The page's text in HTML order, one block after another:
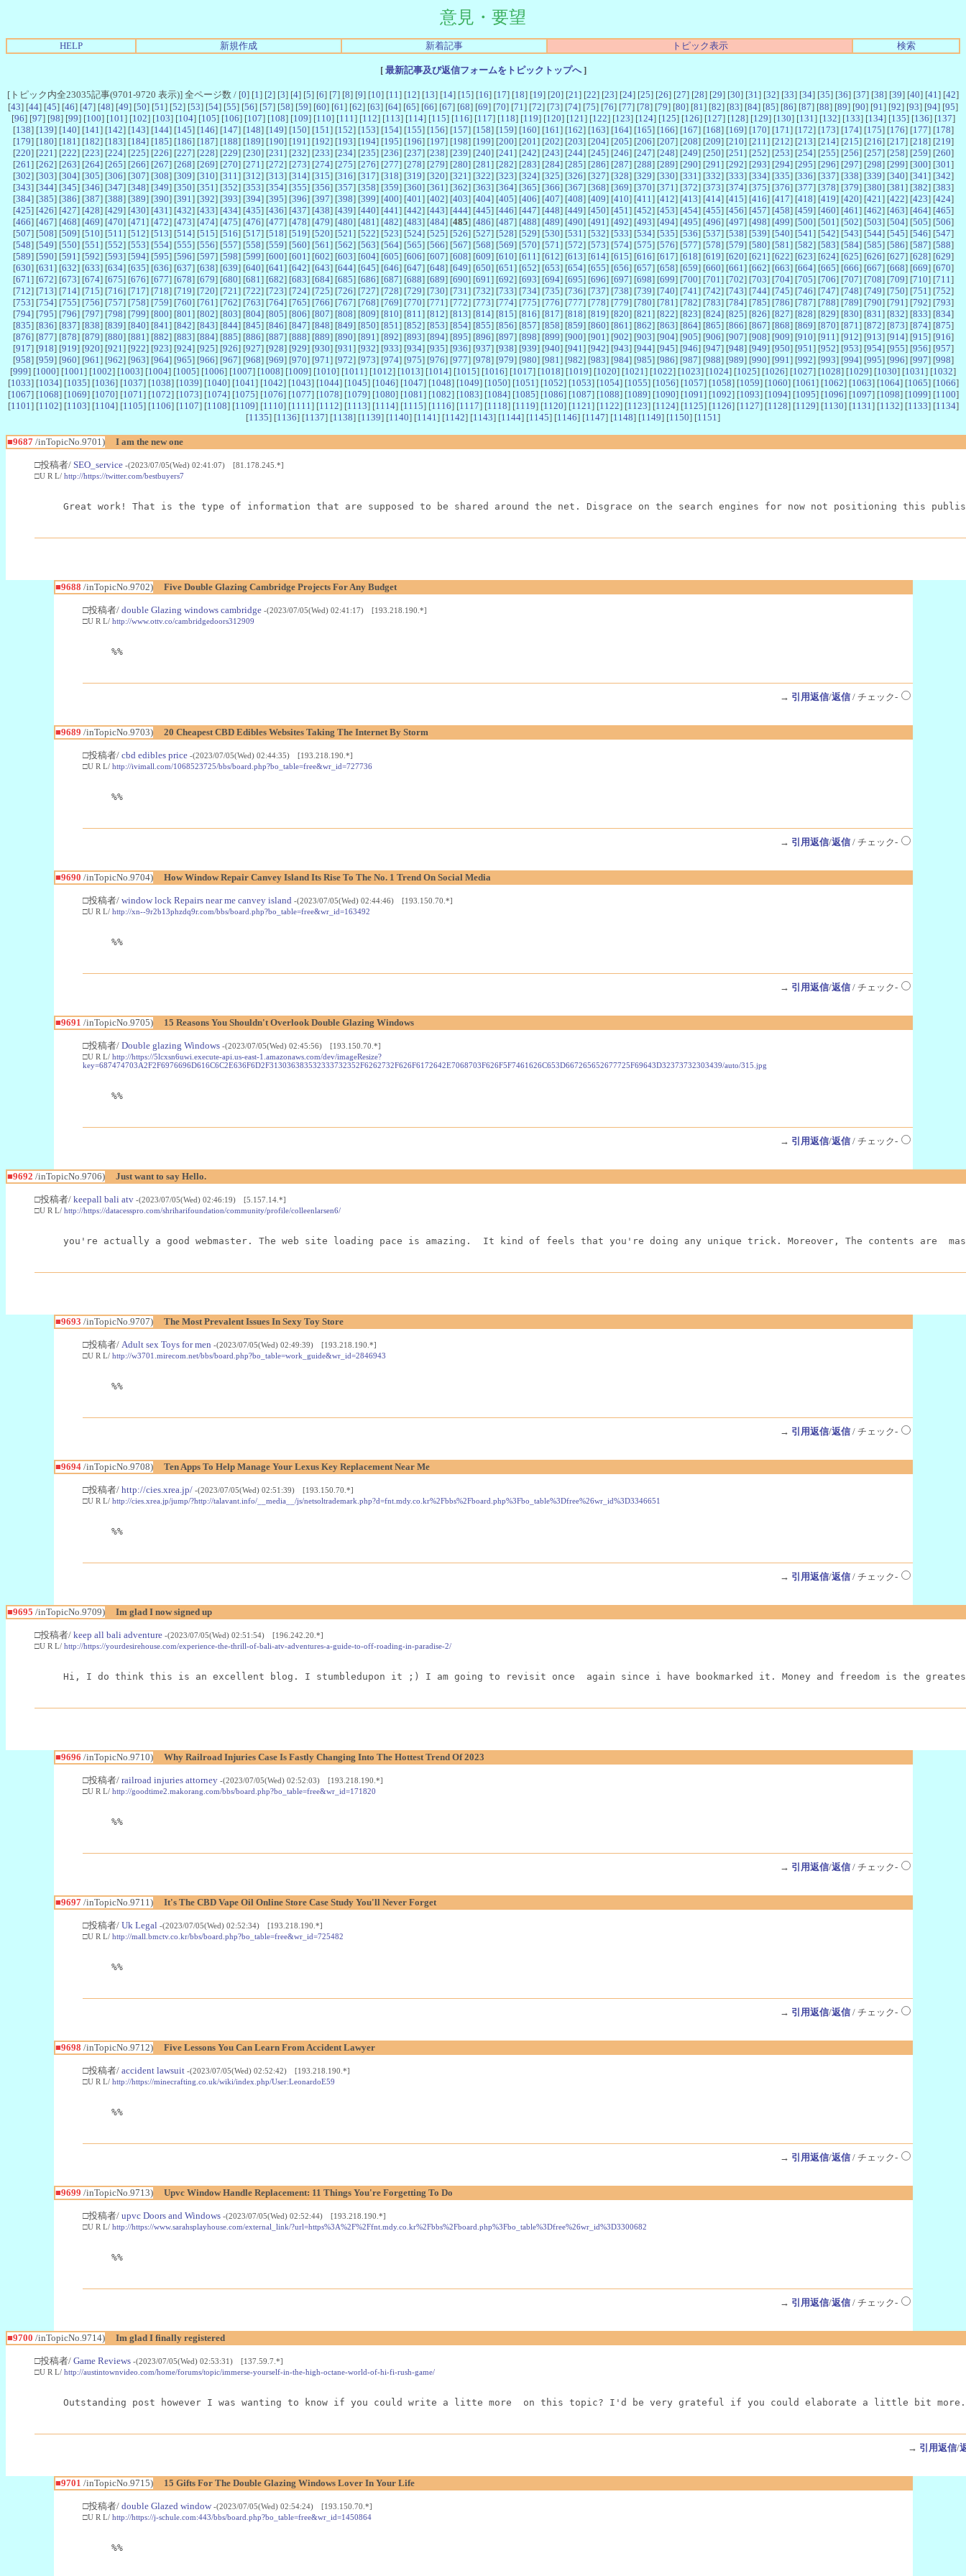
意見・要望
HELP 新規作成 新着記事 トピック表示 検索
[最新記事及び返信フォームをトピックトップへ]
[トピック内全23035記事(9701-9720 表示)] 全ページ数 / [0] [1 ] [2] [3] [4] [5] [6] [7] [8] [9] [10] [11 ] [12] [13] [14] [15] [16] [17] [18] [19] [20] [21 ] [22] [23] [24] [25] [26] [27] [28] [29] [30] [31 ] [32] [33] [34] [35] [36] [37] [38] [39] [40] [41 ] [42]
[43] [44] [45] [46] [47] [48] [49] [50] [51 ] [52] [53] [54] [55] [56] [57] [58] [59] [60] [61 ] [62] [63] [64] [65] [66] [67] [68] [69] [70] [71 ] [72] [73] [74] [75] [76] [77] [78] [79] [80] [81 ] [82] [83] [84] [85] [86] [87] [88] [89] [90] [91 ] [92] [93] [94] [95]
[96] [97] [98] [99] [100] [101 ] [102] [103] [104] [105] [106] [107] [108] [109] [110] [111 ] [112] [113] [114] [115] [116] [117] [118] [119] [120] [121 ] [122] [123] [124] [125] [126] [127] [128] [129] [130] [131 ] [132] [133] [134] [135] [136] [137]
[138] [139] [140] [141 ] [142] [143] [144] [145] [146] [147] [148] [149] [150] [151 ] [152] [153] [154] [155] [156] [157] [158] [159] [160] [161 ] [162] [163] [164] [165] [166] [167] [168] [169] [170] [171 ] [172] [173] [174] [175] [176] [177] [178]
[179] [180] [181 ] [182] [183] [184] [185] [186] [187] [188] [189] [190] [191 ] [192] [193] [194] [195] [196] [197] [198] [199] [200] [201 ] [202] [203] [204] [205] [206] [207] [208] [209] [210] [211 ] [212] [213] [214] [215] [216] [217] [218] [219]
[220] [221 ] [222] [223] [224] [225] [226] [227] [228] [229] [230] [231 ] [232] [233] [234] [235] [236] [237] [238] [239] [240] [241 ] [242] [243] [244] [245] [246] [247] [248] [249] [250] [251 ] [252] [253] [254] [255] [256] [257] [258] [259] [260]
[261 ] [262] [263] [264] [265] [266] [267] [268] [269] [270] [271 ] [272] [273] [274] [275] [276] [277] [278] [279] [280] [281 ] [282] [283] [284] [285] [286] [287] [288] [289] [290] [291 ] [292] [293] [294] [295] [296] [297] [298] [299] [300] [301 ]
[302] [303] [304] [305] [306] [307] [308] [309] [310] [311 ] [312] [313] [314] [315] [316] [317] [318] [319] [320] [321 ] [322] [323] [324] [325] [326] [327] [328] [329] [330] [331 ] [332] [333] [334] [335] [336] [337] [338] [339] [340] [341 ] [342]
[343] [344] [345] [346] [347] [348] [349] [350] [351 ] [352] [353] [354] [355] [356] [357] [358] [359] [360] [361 ] [362] [363] [364] [365] [366] [367] [368] [369] [370] [371 ] [372] [373] [374] [375] [376] [377] [378] [379] [380] [381 ] [382] [383]
[384] [385] [386] [387] [388] [389] [390] [391 ] [392] [393] [394] [395] [396] [397] [398] [399] [400] [401 ] [402] [403] [404] [405] [406] [407] [408] [409] [410] [411 ] [412] [413] [414] [415] [416] [417] [418] [419] [420] [421 ] [422] [423] [424]
[425] [426] [427] [428] [429] [430] [431 ] [432] [433] [434] [435] [436] [437] [438] [439] [440] [441 ] [442] [443] [444] [445] [446] [447] [448] [449] [450] [451 ] [452] [453] [454] [455] [456] [457] [458] [459] [460] [461 ] [462] [463] [464] [465]
[466] [467] [468] [469] [470] [471 ] [472] [473] [474] [475] [476] [477] [478] [479] [480] [481 ] [482] [483] [484] [485] [486] [487] [488] [489] [490] [491 ] [492] [493] [494] [495] [496] [497] [498] [499] [500] [501 ] [502] [503] [504] [505] [506]
[507] [508] [509] [510] [511 ] [512] [513] [514] [515] [516] [517] [518] [519] [520] [521 ] [522] [523] [524] [525] [526] [527] [528] [529] [530] [531 ] [532] [533] [534] [535] [536] [537] [538] [539] [540] [541 ] [542] [543] [544] [545] [546] [547]
[548] [549] [550] [551 ] [552] [553] [554] [555] [556] [557] [558] [559] [560] [561 ] [562] [563] [564] [565] [566] [567] [568] [569] [570] [571 ] [572] [573] [574] [575] [576] [577] [578] [579] [580] [581 ] [582] [583] [584] [585] [586] [587] [588]
[589] [590] [591 ] [592] [593] [594] [595] [596] [597] [598] [599] [600] [601 ] [602] [603] [604] [605] [606] [607] [608] [609] [610] [611 ] [612] [613] [614] [615] [616] [617] [618] [619] [620] [621 ] [622] [623] [624] [625] [626] [627] [628] [629]
[630] [631 ] [632] [633] [634] [635] [636] [637] [638] [639] [640] [641 ] [642] [643] [644] [645] [646] [647] [648] [649] [650] [651 ] [652] [653] [654] [655] [656] [657] [658] [659] [660] [661 ] [662] [663] [664] [665] [666] [667] [668] [669] [670]
[671 ] [672] [673] [674] [675] [676] [677] [678] [679] [680] [681 ] [682] [683] [684] [685] [686] [687] [688] [689] [690] [691 ] [692] [693] [694] [695] [696] [697] [698] [699] [700] [701 ] [702] [703] [704] [705] [706] [707] [708] [709] [710] [711 ]
[712] [713] [714] [715] [716] [717] [718] [719] [720] [721 ] [722] [723] [724] [725] [726] [727] [728] [729] [730] [731 ] [732] [733] [734] [735] [736] [737] [738] [739] [740] [741 ] [742] [743] [744] [745] [746] [747] [748] [749] [750] [751 ] [752]
[753] [754] [755] [756] [757] [758] [759] [760] [761 ] [762] [763] [764] [765] [766] [767] [768] [769] [770] [771 ] [772] [773] [774] [775] [776] [777] [778] [779] [780] [781 ] [782] [783] [784] [785] [786] [787] [788] [789] [790] [791 ] [792] [793]
[794] [795] [796] [797] [798] [799] [800] [801 ] [802] [803] [804] [805] [806] [807] [808] [809] [810] [811 ] [812] [813] [814] [815] [816] [817] [818] [819] [820] [821 ] [822] [823] [824] [825] [826] [827] [828] [829] [830] [831 ] [832] [833] [834]
[835] [836] [837] [838] [839] [840] [841 ] [842] [843] [844] [845] [846] [847] [848] [849] [850] [851 ] [852] [853] [854] [855] [856] [857] [858] [859] [860] [861 ] [862] [863] [864] [865] [866] [867] [868] [869] [870] [871 ] [872] [873] [874] [875]
[876] [877] [878] [879] [880] [881 ] [882] [883] [884] [885] [886] [887] [888] [889] [890] [891 ] [892] [893] [894] [895] [896] [897] [898] [899] [900] [901 ] [902] [903] [904] [905] [906] [907] [908] [909] [910] [911 ] [912] [913] [914] [915] [916]
[917] [918] [919] [920] [921 ] [922] [923] [924] [925] [926] [927] [928] [929] [930] [931 ] [932] [933] [934] [935] [936] [937] [938] [939] [940] [941 ] [942] [943] [944] [945] [946] [947] [948] [949] [950] [951 ] [952] [953] [954] [955] [956] [957]
[958] [959] [960] [961 ] [962] [963] [964] [965] [966] [967] [968] [969] [970] [971 ] [972] [973] [974] [975] [976] [977] [978] [979] [980] [981 ] [982] [983] [984] [985] [986] [987] [988] [989] [990] [991 ] [992] [993] [994] [995] [996] [997] [998]
[999] [1000] [1001 ] [1002] [1003] [1004] [1005] [1006] [1007] [1008] [1009] [1010] [1011 ] [1012] [1013] [1014] [1015] [1016] [1017] [1018] [1019] [1020] [1021 ] [1022] [1023] [1024] [1025] [1026] [1027] [1028] [1029] [1030] [1031 ] [1032]
[1033] [1034] [1035] [1036] [1037] [1038] [1039] [1040] [1041 ] [1042] [1043] [1044] [1045] [1046] [1047] [1048] [1049] [1050] [1051 ] [1052] [1053] [1054] [1055] [1056] [1057] [1058] [1059] [1060] [1061 ] [1062] [1063] [1064] [1065] [1066]
[1067] [1068] [1069] [1070] [1071 ] [1072] [1073] [1074] [1075] [1076] [1077] [1078] [1079] [1080] [1081 ] [1082] [1083] [1084] [1085] [1086] [1087] [1088] [1089] [1090] [1091 ] [1092] [1093] [1094] [1095] [1096] [1097] [1098] [1099] [1100]
[1101 ] [1102] [1103] [1104] [1105] [1106] [1107] [1108] [1109] [1110] [1111 ] [1112] [1113] [1114] [1115] [1116] [1117] [1118] [1119] [1120] [1121 ] [1122] [1123] [1124] [1125] [1126] [1127] [1128] [1129] [1130] [1131 ] [1132] [1133] [1134]
[1135] [1136] [1137] [1138] [1139] [1140] [1141 ] [1142] [1143] [1144] [1145] [1146] [1147] [1148] [1149] [1150] [1151 ]
■9687 /inTopicNo.9701) I am the new one
□投稿者/ SEO_service -(2023/07/05(Wed) 02:41:07) [81.178.245.*]
□U R L/ http://https://twitter.com/bestbuyers7
Great work! That is the type of information that are supposed to be shared around the net. Disgrace on the search engines for now not positioning this
■9688 /inTopicNo.9702) Five Double Glazing Cambridge Projects For Any Budget
□投稿者/ double Glazing windows cambridge -(2023/07/05(Wed) 02:41:17) [193.218.190.*]
□U R L/ http://www.ottv.co/cambridgedoors312909
%%
→ 引用返信/返信/ チェック-
■9689 /inTopicNo.9703) 20 Cheapest CBD Edibles Websites Taking The Internet By Storm
□投稿者/ cbd edibles price -(2023/07/05(Wed) 02:44:35) [193.218.190.*]
□U R L/ http://ivimall.com/1068523725/bbs/board.php?bo_table=free&wr_id=727736
%%
→ 引用返信/返信/ チェック-
■9690 /inTopicNo.9704) How Window Repair Canvey Island Its Rise To The No. 1 Trend On Social Media
□投稿者/ window lock Repairs near me canvey island -(2023/07/05(Wed) 02:44:46) [193.150.70.*]
□U R L/ http://xn--9r2b13phzdq9r.com/bbs/board.php?bo_table=free&wr_id=163492
%%
→ 引用返信/返信/ チェック-
■9691 /inTopicNo.9705) 15 Reasons You Shouldn't Overlook Double Glazing Windows
□投稿者/ Double glazing Windows -(2023/07/05(Wed) 02:45:56) [193.150.70.*]
□U R L/ http://https://5lcxsn6uwi.execute-api.us-east-1.amazonaws.com/dev/imageResize?
key=687474703A2F2F6976696D616C6C2E636F6D2F313036383532333732352F6262732F626F6172642E7068703F626F5F7461626C653D667265652677725F69643D32373732303439/auto/315.jpg
%%
→ 引用返信/返信/ チェック-
■9692 /inTopicNo.9706) Just want to say Hello.
□投稿者/ keepall bali atv -(2023/07/05(Wed) 02:46:19) [5.157.14.*]
□U R L/ http://https://datacesspro.com/shriharifoundation/community/profile/colleenlarsen6/
you're actually a good webmaster. The web site loading pace is amazing.  It kind of feels that you're doing any unique trick. Moreover, The contents are
■9693 /inTopicNo.9707) The Most Prevalent Issues In Sexy Toy Store
□投稿者/ Adult sex Toys for men -(2023/07/05(Wed) 02:49:39) [193.218.190.*]
□U R L/ http://w3701.mirecom.net/bbs/board.php?bo_table=work_guide&wr_id=2846943
%%
→ 引用返信/返信/ チェック-
■9694/inTopicNo.9708) Ten Apps To Help Manage Your Lexus Key Replacement Near Me
□投稿者/ http://cies.xrea.jp/ -(2023/07/05(Wed) 02:51:39) [193.150.70.*]
□U R L/ http://cies.xrea.jp/jump/?http://talavant.info/__media__/js/netsoltrademark.php?d=fnt.mdy.co.kr%2Fbbs%2Fboard.php%3Fbo_table%3Dfree%26wr_id%3D3346651
%%
→ 引用返信/返信/ チェック-
■9695 /inTopicNo.9709) Im glad I now signed up
□投稿者/ keep all bali adventure -(2023/07/05(Wed) 02:51:54) [196.242.20.*]
□U R L/ http://https://yourdesirehouse.com/experience-the-thrill-of-bali-atv-adventures-a-guide-to-off-roading-in-paradise-2/
Hi, I do think this is an excellent blog. I stumbledupon it ;) I am going to revisit once  again since i have bookmarked it. Money and freedom is the
■9696 /inTopicNo.9710) Why Railroad Injuries Case Is Fastly Changing Into The Hottest Trend Of 2023
□投稿者/ railroad injuries attorney -(2023/07/05(Wed) 02:52:03) [193.218.190.*]
□U R L/ http://goodtime2.makorang.com/bbs/board.php?bo_table=free&wr_id=171820
%%
→ 引用返信/返信/ チェック-
■9697/inTopicNo.9711) It's The CBD Vape Oil Online Store Case Study You'll Never Forget
□投稿者/ Uk Legal -(2023/07/05(Wed) 02:52:34) [193.218.190.*]
□U R L/ http://mall.bmctv.co.kr/bbs/board.php?bo_table=free&wr_id=725482
%%
→ 引用返信/返信/ チェック-
■9698 /inTopicNo.9712) Five Lessons You Can Learn From Accident Lawyer
□投稿者/ accident lawsuit -(2023/07/05(Wed) 02:52:42) [193.218.190.*]
□U R L/ http://https://minecrafting.co.uk/wiki/index.php/User:LeonardoE59
%%
→ 引用返信/返信/ チェック-
■9699 /inTopicNo.9713) Upvc Window Handle Replacement: 11 Things You're Forgetting To Do
□投稿者/ upvc Doors and Windows -(2023/07/05(Wed) 02:52:44) [193.218.190.*]
□U R L/ http://https://www.sarahsplayhouse.com/external_link/?url=https%3A%2F%2Ffnt.mdy.co.kr%2Fbbs%2Fboard.php%3Fbo_table%3Dfree%26wr_id%3D3300682
%%
→ 引用返信/返信/ チェック-
■9700 /inTopicNo.9714) Im glad I finally registered
□投稿者/ Game Reviews -(2023/07/05(Wed) 02:53:31) [137.59.7.*]
□U R L/ http://austintownvideo.com/home/forums/topic/immerse-yourself-in-the-high-octane-world-of-hi-fi-rush-game/
Outstanding post however I was wanting to know if you could write a litte more  on this topic? I'd be very grateful if you could elaborate a little bit more.
→ 引用返信/
■9701 /inTopicNo.9715) 15 Gifts For The Double Glazing Windows Lover In Your Life
□投稿者/ double Glazed window -(2023/07/05(Wed) 02:54:24) [193.150.70.*]
□U R L/ http://https://j-schule.com:443/bbs/board.php?bo_table=free&wr_id=1450864
%%